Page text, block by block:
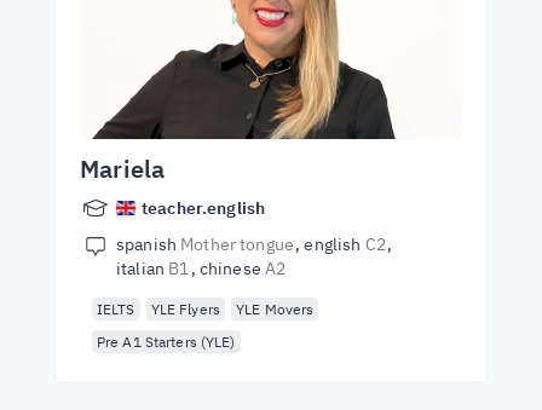
Mariela
teacher.english
spanish Mother tongue english C2
italian B1 chinese A2
IELTS YLE Flyers
YLE Movers
Pre A1 Starters (YLE)